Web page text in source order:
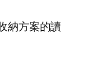
納方案的讀